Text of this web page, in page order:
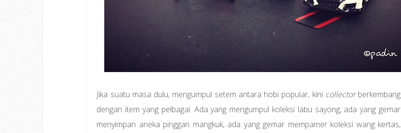
Jika suatu masa dulu, mengumpul setem antara hobi popular, kini collectorberkembang
dengan item yang pelbagai. Ada yang mengumpul koleksi labu sayong, ada yang gemar
menyimpan aneka pinggan mangkuk, ada yang gemar mempamer koleksi wang kertas,